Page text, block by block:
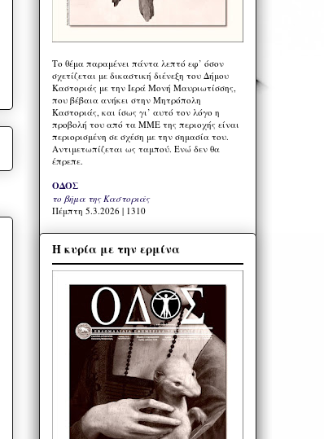
Το θέμα παραμένει πάντα λεπτό εφ’ όσον
σχετίζεται με δικαστική διένεξη του Δήμου
Καστοριάς με την Ιερά Μονή Μαυριωτίσσης,
που βέβαια ανήκει στην Μητρόπολη
Καστοριάς, και ίσως γι’ αυτό τον λόγο η
προβολή του από τα ΜΜΕ της περιοχής είναι
περιορισμένη σε σχέση με την σημασία του.
Αντιμετωπίζεται ως ταμπού. Ενώ δεν θα
έπρεπε.
ΟΔΟΣ
το βήμα της Καστοριάς
Πέμπτη 5.3.2026 | 1310
Η κυρία με την ερμίνα